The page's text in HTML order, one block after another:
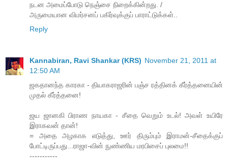
நடன அமைப்போடு நெஞ்சை நிறைக்கின்றது. /
அருமையான விமர்சனப் பகிர்வுக்குப் பாராட்டுக்கள்..
Reply
Kannabiran, Ravi Shankar (KRS) November 21, 2011 at
12:50 AM
ஜகதானந்த காரகா - தியாகராஜரின் பஞ்ச ரத்தினக் கீர்த்தனையின்
முதல் கீர்த்தனை!
ஜய ஜானகி பிராண நாயகா - சீதை வெறும் உடல்! அவள் உயிரே
இராகவன் தான்!
= அதை அழகாக எடுத்து, ஊர் திரும்பும் இராமன்-சீதைக்குப்
போட்டிருப்பது...ராஜா-வின் நுண்ணிய மரபிசைப் புலமை!!
-----------